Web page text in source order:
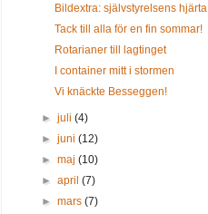
Bildextra: självstyrelsens hjärta
Tack till alla för en fin sommar!
Rotarianer till lagtinget
I container mitt i stormen
Vi knäckte Besseggen!
► juli (4)
► juni (12)
► maj (10)
► april (7)
► mars (7)